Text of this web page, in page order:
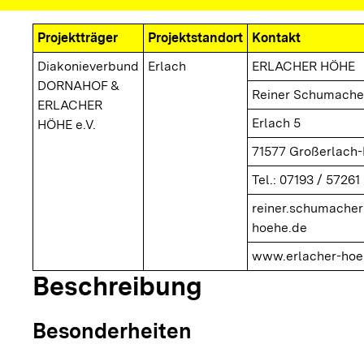
Projektträger Projektstandort
Kontakt
Diakonieverbund
DORNAHOF &
ERLACHER
HÖHE e.V.
Erlach
ERLACHER HÖHE
Reiner
Erlach 5
71577
Tel.: 07193 / 57261
hoehe.de
www.erlacher-
Beschreibung
Besonderheiten